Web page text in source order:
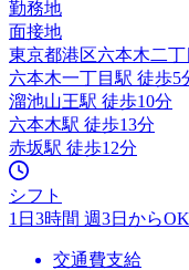
勤務地
面接地
東京都港区六本木二
六本木一丁目駅 徒歩5
溜池山王駅 徒歩10分
六本木駅 徒歩13分
赤坂駅 徒歩12分
シフト
1日3時間 週3日からOK
交通費支給